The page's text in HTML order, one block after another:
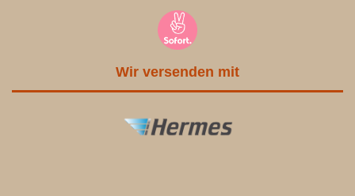
Wir versenden mit